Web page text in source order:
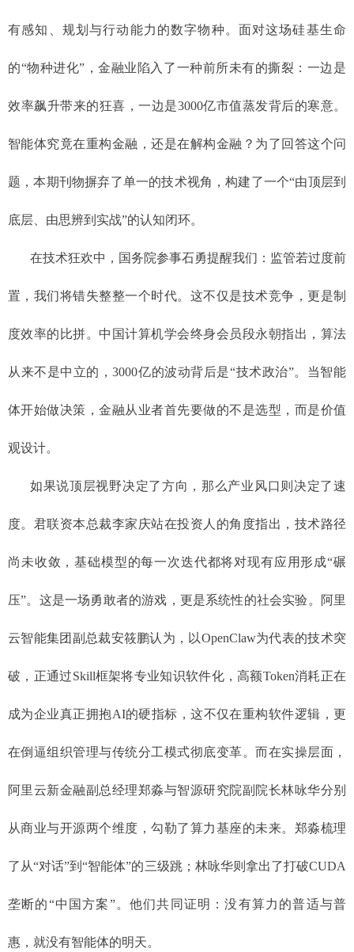
有感知、规划与行动能力的数字物种。面对这场硅基生命
的“物种进化”，金融业陷入了一种前所未有的撕裂：一边是
效率飙升带来的狂喜，一边是3000亿市值蒸发背后的寒意。
智能体究竟在重构金融，还是在解构金融？为了回答这个问
题，本期刊物摒弃了单一的技术视角，构建了一个“由顶层到
底层、由思辨到实战”的认知闭环。
在技术狂欢中，国务院参事石勇提醒我们：监管若过度前
置，我们将错失整整一个时代。这不仅是技术竞争，更是制
度效率的比拼。中国计算机学会终身会员段永朝指出，算法
从来不是中立的，3000亿的波动背后是“技术政治”。当智能
体开始做决策，金融从业者首先要做的不是选型，而是价值
观设计。
如果说顶层视野决定了方向，那么产业风口则决定了速
度。君联资本总裁李家庆站在投资人的角度指出，技术路径
尚未收敛，基础模型的每一次迭代都将对现有应用形成“碾
压”。这是一场勇敢者的游戏，更是系统性的社会实验。阿里
云智能集团副总裁安筱鹏认为，以OpenClaw为代表的技术突
破，正通过Skill框架将专业知识软件化，高额Token消耗正在
成为企业真正拥抱AI的硬指标，这不仅在重构软件逻辑，更
在倒逼组织管理与传统分工模式彻底变革。而在实操层面，
阿里云新金融副总经理郑淼与智源研究院副院长林咏华分别
从商业与开源两个维度，勾勒了算力基座的未来。郑淼梳理
了从“对话”到“智能体”的三级跳；林咏华则拿出了打破CUDA
垄断的“中国方案”。他们共同证明：没有算力的普适与普
惠，就没有智能体的明天。